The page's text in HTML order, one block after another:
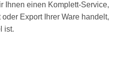
Ihnen einen Komplett-Service,
Export Ihrer Ware handelt,
ist.